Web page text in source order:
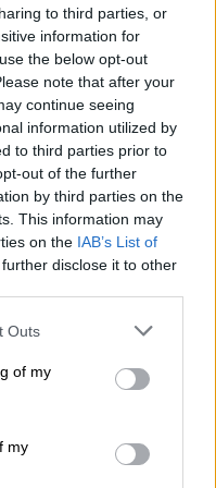
to third parties, or
information for
the below opt-out
note that after your
continue seeing
information utilized by
to third parties prior to
out of the further
by third parties on the
This information may
on the IAB’s List of
disclose it to other
one or more Google
You may click to
its third-party tags to
in below Google
Outs
of my
my
με
τον χαμό
δυστύχημα
προβοκάτορες
να συνδέσουν
υπόθεση του
πως
η κόρη του
γραφείο
και προσθέτει πως
προηγούμενο και